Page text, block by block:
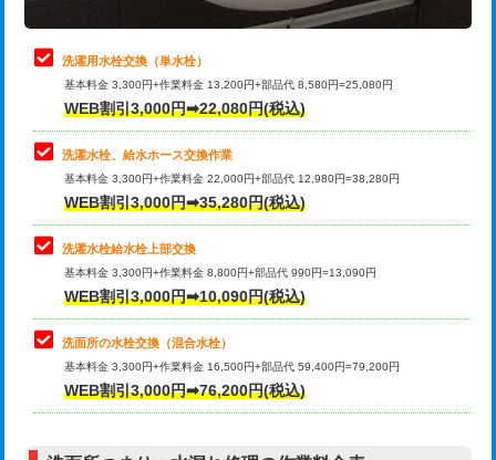
管・ポリ管・HT管使用/3ｍまで)
給水管工事※（ライニング鋼管・銅
管・ポリ管・HT管使用/3ｍ超え)
排水管工事（土の掘削・埋め戻し作
業）
排水管工事（排水管工事/3ｍまで） 55,000円
排水管工事（追加 排水管工事/3ｍ超
え）
マス交換（土の掘削・埋め戻し作業）
マス交換（深さ50㎝未満）
マス交換（深さ50㎝以上）
止水・漏水調査・防水処理・清掃・修
理・調整・分解・加工など（中作業）
22,000円
止水・漏水調査・防水処理・清掃・修
理・調整・分解・加工など（重作業）
33,000円
キッチンタンク脱着
その他部品の脱着
交換・取付（タンク）
交換・取付(単水栓（壁付・デッキ
式）)
交換・取付(混合水栓（壁付・デッキ
式・ワンホール）)
16,500円+材料費
（P/S/ポップアップ））
洗濯用水栓交換（単水栓）
基本料金 3,300円+作業料金 13,200円+部品代 8,580円=25,080円
WEB割引3,000円➡22,080円(税込)
洗濯水栓、給水ホース交換作業
基本料金 3,300円+作業料金 22,000円+部品代 12,980円=38,280円
WEB割引3,000円➡35,280円(税込)
洗濯水栓給水栓上部交換
基本料金 3,300円+作業料金 8,800円+部品代 990円=13,090円
WEB割引3,000円➡10,090円(税込)
洗面所の水栓交換（混合水栓）
基本料金 3,300円+作業料金 16,500円+部品代 59,400円=79,200円
WEB割引3,000円➡76,200円(税込)